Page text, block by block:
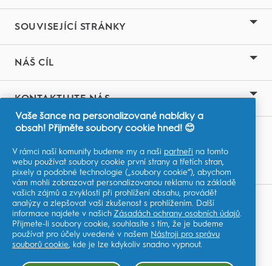
SOUVISEJÍCÍ STRÁNKY
NÁŠ CÍL
KONTAKTUJTE NÁS
ZJISTĚTE VÍCE
Youtube.com
Moje Data
Smluvní podmínky
Soukromí
Vaše šance na personalizované nabídky a
obsah! Přijměte soubory cookie hned! 😊
V rámci naší komunity budeme my a naši partneři na tomto
webu používat soubory cookie první strany a třetích stran,
pixely a podobné technologie („soubory cookie“), abychom
vám mohli zobrazovat personalizovanou reklamu na základě
vašich zájmů a zvyklostí při prohlížení obsahu, provádět
analýzy a zlepšovat vaši zkušenost s prohlížením. Další
informace najdete v našich Zásadách ochrany osobních údajů.
Přijmete-li soubory cookie, souhlasíte s tím, že je budeme
používat pro účely uvedené v našem Nástroji pro správu
souborů cookie, kde je lze kdykoliv snadno vypnout.